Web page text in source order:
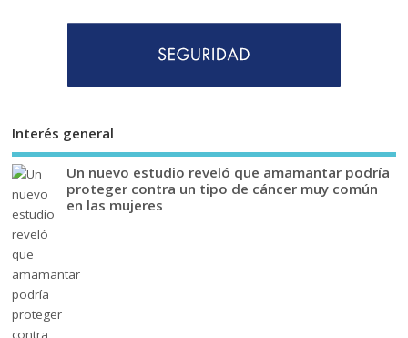
Interés general
Un nuevo estudio reveló que amamantar podría
proteger contra un tipo de cáncer muy común
en las mujeres